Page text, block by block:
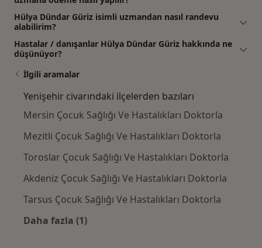
Hülya Dündar Güriz isimli uzmandan nasıl randevu
alabilirim?
Hastalar / danışanlar Hülya Dündar Güriz hakkında ne
düşünüyor?
İlgili aramalar
Yenişehir civarındaki ilçelerden bazıları
Mersin Çocuk Sağlığı Ve Hastalıkları Doktorla
Mezitli Çocuk Sağlığı Ve Hastalıkları Doktorla
Toroslar Çocuk Sağlığı Ve Hastalıkları Doktorla
Akdeniz Çocuk Sağlığı Ve Hastalıkları Doktorla
Tarsus Çocuk Sağlığı Ve Hastalıkları Doktorla
Daha fazla (1)